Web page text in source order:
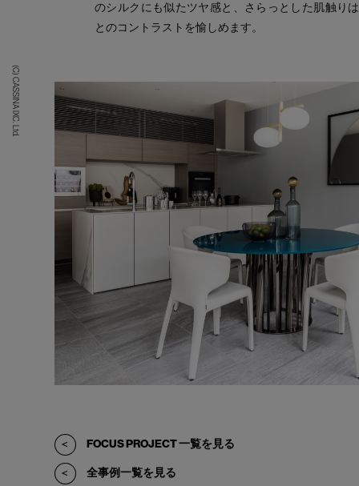
(C) CASSINA IXC. Ltd.
のシルクにも似たツヤ感と、さらっとした肌触り
とのコントラストを愉しめます。
FOCUS PROJECT 一覧を見る
全事例一覧を見る